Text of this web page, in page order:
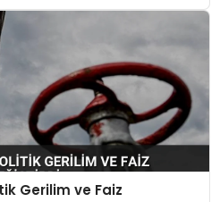
Gerilim ve Faiz